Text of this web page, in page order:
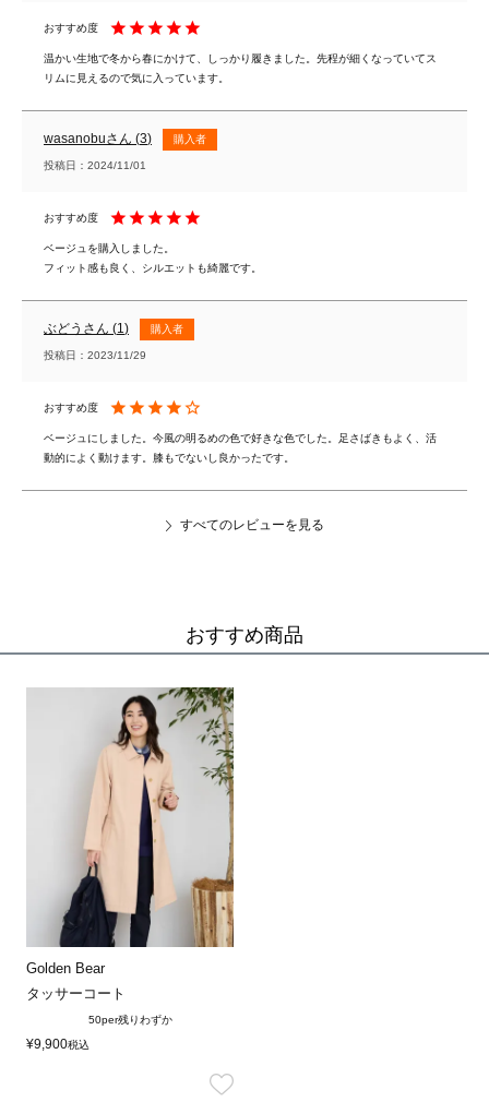
温かい生地で冬から春にかけて、しっかり履きました。先程が細くなっていてス
リムに見えるので気に入っています。
wasanobu 3 購入者
投稿日 2024/11/01
ベージュを購入しました。
フィット感も良く、シルエットも綺麗です。
ぶどう 1 購入者
投稿日 2023/11/29
ベージュにしました。今風の明るめの色で好きな色でした。足さばきもよく、活
動的によく動けます。膝もでないし良かったです。
すべてのレビューを見る
おすすめ商品
Golden Bear
タッサーコート
50per残りわずか
¥9,900税込